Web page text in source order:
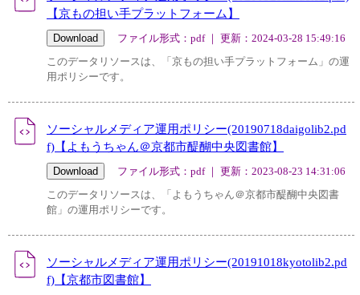
【京もの担い手プラットフォーム】
ファイル形式：pdf ｜ 更新：2024-03-28 15:49:16
このデータリソースは、「京もの担い手プラットフォーム」の運
用ポリシーです。
ソーシャルメディア運用ポリシー(20190718daigolib2.pd
f)【よもうちゃん＠京都市醍醐中央図書館】
ファイル形式：pdf ｜ 更新：2023-08-23 14:31:06
このデータリソースは、「よもうちゃん＠京都市醍醐中央図書
館」の運用ポリシーです。
ソーシャルメディア運用ポリシー(20191018kyotolib2.pd
f)【京都市図書館】